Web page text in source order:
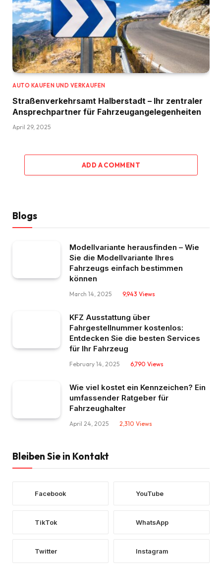
AUTO KAUFEN UND VERKAUFEN
Straßenverkehrsamt Halberstadt – Ihr zentraler
Ansprechpartner für Fahrzeugangelegenheiten​
April 29, 2025
ADD A COMMENT
Blogs
Modellvariante herausfinden – Wie
Sie die Modellvariante Ihres
Fahrzeugs einfach bestimmen
können
March 14, 2025 9,943 Views
KFZ Ausstattung über
Fahrgestellnummer kostenlos:
Entdecken Sie die besten Services
für Ihr Fahrzeug
February 14, 2025 6,790 Views
Wie viel kostet ein Kennzeichen? Ein
umfassender Ratgeber für
Fahrzeughalter
April 24, 2025 2,310 Views
Bleiben Sie in Kontakt
Facebook YouTube
TikTok WhatsApp
Twitter Instagram